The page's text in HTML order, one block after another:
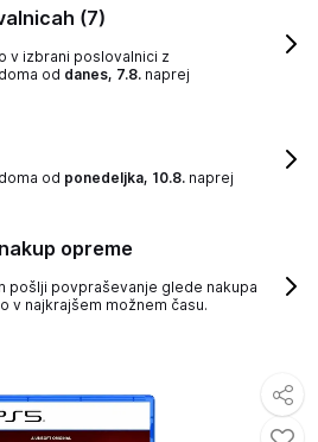
(7)
v izbrani poslovalnici z
od danes, 7.8. naprej
od ponedeljka, 10.8. naprej
opreme
pošlji povpraševanje glede nakupa
v najkrajšem možnem času.